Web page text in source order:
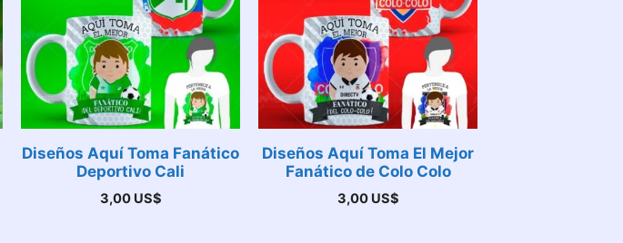
Diseños Aquí Toma Fanático
Deportivo Cali
3,00 US$
Diseños Aquí Toma El Mejor
Fanático de Colo Colo
3,00 US$